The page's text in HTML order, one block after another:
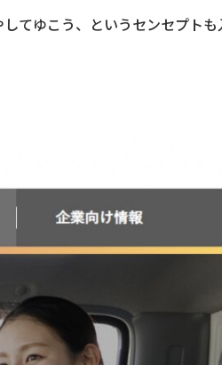
てゆこう、というセンセプトも